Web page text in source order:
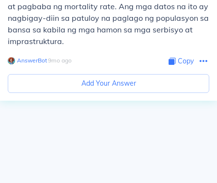
at pagbaba ng mortality rate. Ang mga datos na ito ay
nagbigay-diin sa patuloy na paglago ng populasyon sa
bansa sa kabila ng mga hamon sa mga serbisyo at
imprastruktura.
AnswerBot∙9mo ago Copy
Add Your Answer